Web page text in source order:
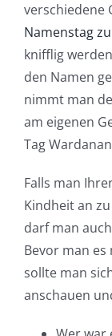
verschiedene
Namenstag
knifflig
den Namen
nimmt man
am eigenen
Tag
Falls man
Kindheit an
darf man
Bevor man
sollte man
anschauen